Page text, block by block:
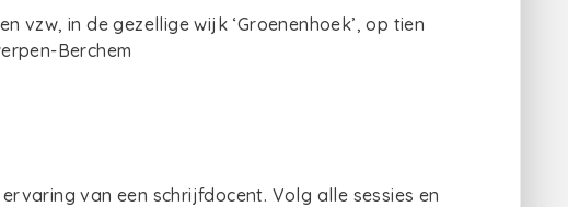
vzw, in de gezellige wijk ‘Groenenhoek’, op tien
Berchem
van een schrijfdocent. Volg alle sessies en